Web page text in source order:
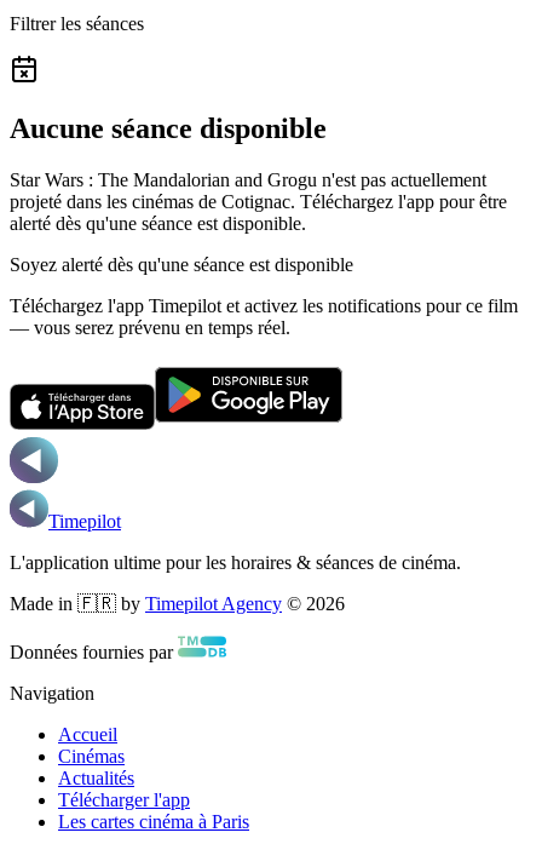
Filtrer les séances
Aucune séance disponible
Star Wars : The Mandalorian and Grogu n'est pas actuellement
projeté dans les cinémas de Cotignac. Téléchargez l'app pour être
alerté dès qu'une séance est disponible.
Soyez alerté dès qu'une séance est disponible
Téléchargez l'app Timepilot et activez les notifications pour ce film
— vous serez prévenu en temps réel.
Timepilot
L'application ultime pour les horaires & séances de cinéma.
Made in 🇫🇷 by Timepilot Agency © 2026
Données fournies par
Navigation
Accueil
Cinémas
Actualités
Télécharger l'app
Les cartes cinéma à Paris